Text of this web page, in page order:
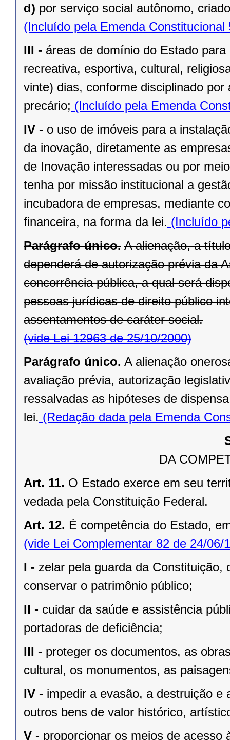
d) por serviço social autônomo,
(Incluído pela Emenda Constitucional
III - áreas de domínio do Estado
recreativa, esportiva, cultural,
vinte) dias, conforme disciplinado
precário; (Incluído pela Emenda
IV - o uso de imóveis para a
da inovação, diretamente as
de Inovação interessadas ou por
tenha por missão institucional a
incubadora de empresas, mediante
financeira, na forma da lei. (Incluído
Parágrafo único. A alienação, a
dependerá de autorização prévia da
concorrência pública, a qual será
pessoas jurídicas de direito público
assentamentos de caráter social.
(vide Lei 12963 de 25/10/2000)
Parágrafo único. A alienação
avaliação prévia, autorização
ressalvadas as hipóteses de
lei. (Redação dada pela Emenda
DA
Art. 11. O Estado exerce em seu
vedada pela Constituição Federal.
Art. 12. É competência do Estado,
(vide Lei Complementar 82 de 24/06/
I - zelar pela guarda da
conservar o patrimônio público;
II - cuidar da saúde e assistência
portadoras de deﬁciência;
III - proteger os documentos, as
cultural, os monumentos, as
IV - impedir a evasão, a destruição e
outros bens de valor histórico,
V - proporcionar os meios de acesso